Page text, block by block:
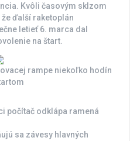
Kvôli časovým sklzom
ďalší raketoplán
letieť 6. marca dal
na štart.
rampe niekoľko hodín
počítač odklápa ramená
sa závesy hlavných